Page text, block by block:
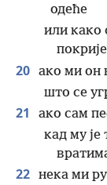
одеће
или како
20 ако ми он
што се
21 ако сам
кад му је
22 нека ми